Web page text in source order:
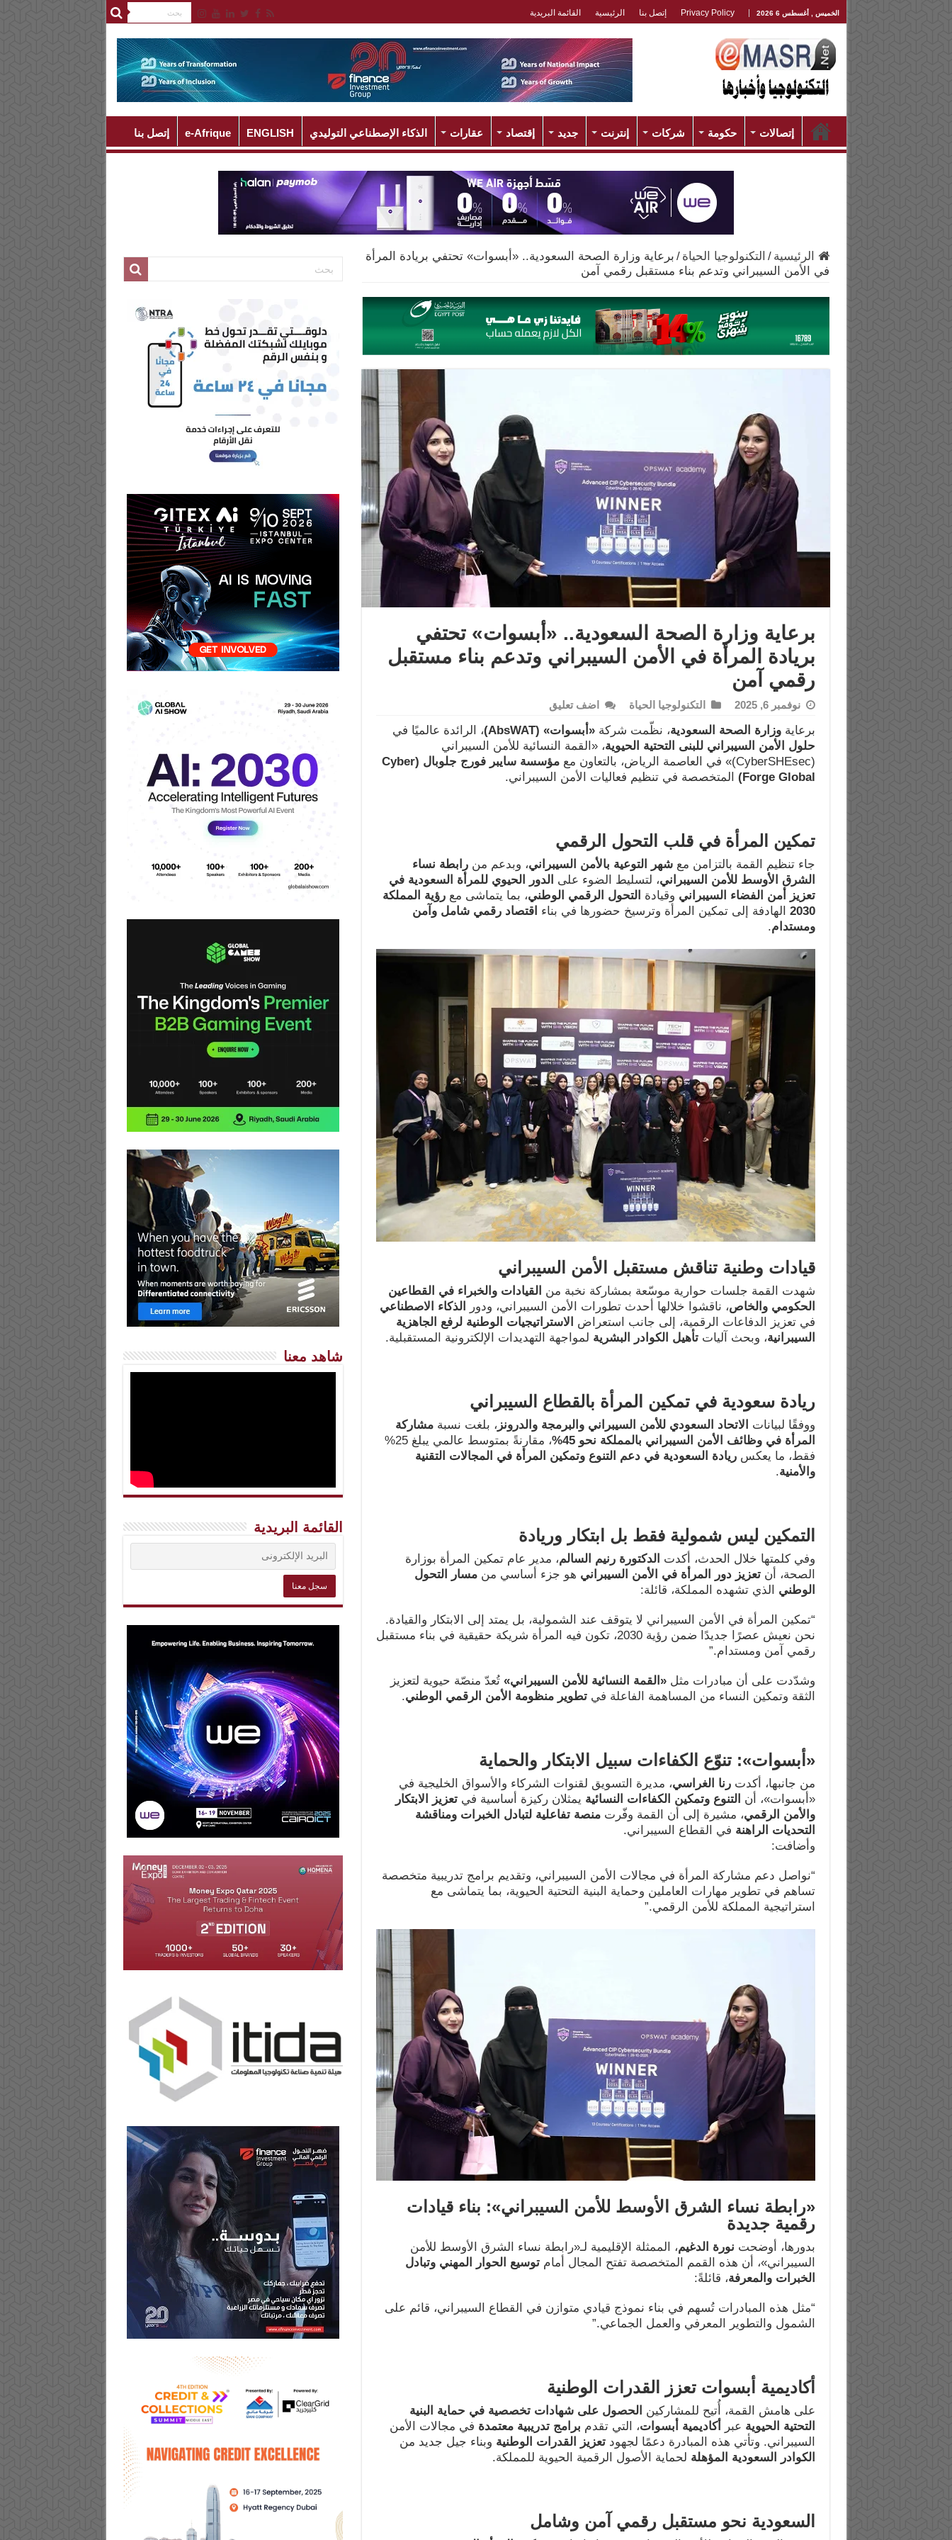
الخميس , أغسطس 6 2026 Privacy Policy إتصل بنا الرئيسية القائمة البريدية
إتصالات حكومة شركات إنترنت جديد إقتصاد عقارات الذكاء الإصطناعي التوليدي ENGLISH
e-Afrique إتصل بنا
الرئيسية / التكنولوجيا الحياة / برعاية وزارة الصحة السعودية.. «أبسوات» تحتفي بريادة المرأة
في الأمن السيبراني وتدعم بناء مستقبل رقمي آمن
برعاية وزارة الصحة السعودية.. «أبسوات» تحتفي
بريادة المرأة في الأمن السيبراني وتدعم بناء مستقبل
رقمي آمن
نوفمبر 6, 2025 التكنولوجيا الحياة اضف تعليق
برعايةوزارة الصحة السعودية، نظّمت شركة« أبسوات» (AbsWAT)
، الرائدة عالميًا في
حلول الأمن السيبراني للبنى التحتية الحيوية، «القمة النسائية للأمن السيبراني
(CyberSHEsec)» في العاصمة الرياض، بالتعاون مع
مؤسسة سايبر فورج جلوبال
(Cyber
Forge Global)
المتخصصة في تنظيم فعاليات الأمن السيبراني.
تمكين المرأة في قلب التحول الرقمي
جاء تنظيم القمة بالتزامن معشهر التوعية بالأمن السيبراني، وبدعم منرابطة نساء
الشرق الأوسط للأمن السيبراني، لتسليط الضوء على الدور الحيوي للمرأة السعودية في
تعزيز أمن الفضاء السيبراني وقيادة التحول الرقمي الوطني، بما يتماشى معرؤية المملكة
2030 الهادفة إلى تمكين المرأة وترسيخ حضورها في بناء اقتصاد رقمي شامل وآمن
ومستدام.
قيادات وطنية تناقش مستقبل الأمن السيبراني
شهدت القمة جلسات حوارية موسّعة بمشاركة نخبة من القيادات والخبراء في القطاعين
الحكومي والخاص، ناقشوا خلالها أحدث تطورات الأمن السيبراني، ودور
الذكاء الاصطناعي
في تعزيز الدفاعات الرقمية، إلى جانب استعراض
الاستراتيجيات الوطنية لرفع الجاهزية
السيبرانية، وبحث آلياتتأهيل الكوادر البشرية لمواجهة التهديدات الإلكترونية المستقبلية.
ريادة سعودية في تمكين المرأة بالقطاع السيبراني
ووفقًا لبيانات الاتحاد السعودي للأمن السيبراني والبرمجة والدرونز ، بلغت نسبةمشاركة
المرأة في وظائف الأمن السيبراني بالمملكة نحو 45
%
، مقارنةً بمتوسط عالمي يبلغ 25%
فقط، ما يعكسريادة السعودية في دعم التنوع وتمكين المرأة في المجالات التقنية
والأمنية.
التمكين ليس شمولية فقط بل ابتكار وريادة
وفي كلمتها خلال الحدث، أكدت الدكتورة رنيم السالم، مدير عام تمكين المرأة بوزارة
الصحة، أنتعزيز دور المرأة في الأمن السيبراني هو جزء أساسي منمسار التحول
الوطني الذي تشهده المملكة، قائلة:
“تمكين المرأة في الأمن السيبراني لا يتوقف عند الشمولية، بل يمتد إلى الابتكار والقيادة.
نحن نعيش عصرًا جديدًا ضمن رؤية 2030، تكون فيه المرأة شريكة حقيقية في بناء مستقبل
رقمي آمن ومستدام.”
وشدّدت على أن مبادرات مثل« القمة النسائية للأمن السيبراني» تُعدّ منصّة حيوية لتعزيز
الثقة وتمكين النساء من المساهمة الفاعلة فيتطوير منظومة الأمن الرقمي الوطني.
« أبسوات»: تنوّع الكفاءات سبيل الابتكار والحماية
من جانبها، أكدترنا الغراسي، مديرة التسويق لقنوات الشركاء والأسواق الخليجية في
«أبسوات»، أن التنوع وتمكين الكفاءات النسائية يمثلان ركيزة أساسية فيتعزيز الابتكار
والأمن الرقمي، مشيرة إلى أن القمة وفّرتمنصة تفاعلية لتبادل الخبرات ومناقشة
التحديات الراهنة في القطاع السيبراني.
وأضافت:
“نواصل دعم مشاركة المرأة في مجالات الأمن السيبراني، وتقديم برامج تدريبية متخصصة
تساهم في تطوير مهارات العاملين وحماية البنية التحتية الحيوية، بما يتماشى مع
استراتيجية المملكة للأمن الرقمي.”
«رابطة نساء الشرق الأوسط للأمن السيبراني»: بناء قيادات
رقمية جديدة
بدورها، أوضحت نورة الدغيم، الممثلة الإقليمية لـ«رابطة نساء الشرق الأوسط للأمن
السيبراني»، أن هذه القمم المتخصصة تفتح المجال أمامتوسيع الحوار المهني وتبادل
الخبرات والمعرفة، قائلةً:
“مثل هذه المبادرات تُسهم في بناء نموذج قيادي متوازن في القطاع السيبراني، قائم على
الشمول والتطوير المعرفي والعمل الجماعي.”
أكاديمية أبسوات تعزز القدرات الوطنية
على هامش القمة، أُتيح للمشاركين الحصول على شهادات تخصصية في حماية البنية
التحتية الحيوية عبر أكاديمية أبسوات، التي تقدم برامج تدريبية معتمدة في مجالات الأمن
السيبراني. وتأتي هذه المبادرة دعمًا لجهودتعزيز القدرات الوطنية وبناء جيل جديد من
الكوادر السعودية المؤهلة لحماية الأصول الرقمية الحيوية للمملكة.
السعودية نحو مستقبل رقمي آمن وشامل
شاهد معنا
القائمة البريدية